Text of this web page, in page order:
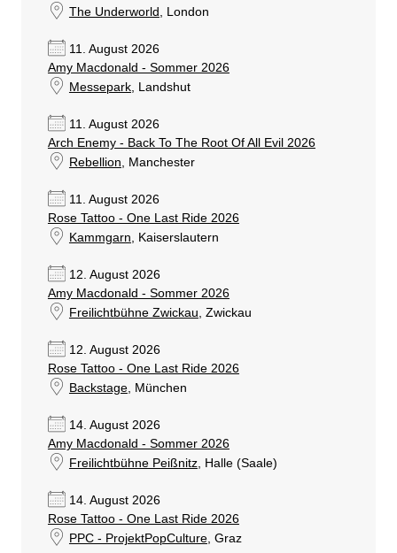
The Underworld , London
11. August 2026
Amy Macdonald - Sommer 2026
Messepark, Landshut
11. August 2026
Arch Enemy - Back To The Root Of All Evil 2026
Rebellion, Manchester
11. August 2026
Rose Tattoo - One Last Ride 2026
Kammgarn, Kaiserslautern
12. August 2026
Amy Macdonald - Sommer 2026
Freilichtbühne Zwickau, Zwickau
12. August 2026
Rose Tattoo - One Last Ride 2026
Backstage, München
14. August 2026
Amy Macdonald - Sommer 2026
Freilichtbühne Peißnitz, Halle (Saale)
14. August 2026
Rose Tattoo - One Last Ride 2026
PPC - ProjektPopCulture, Graz